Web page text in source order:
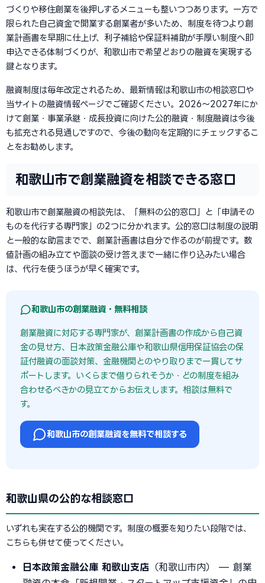
づくりや移住創業を後押しするメニューも整いつつあります。一方で
限られた自己資金で開業する創業者が多いため、制度を待つより創
業計画書を早期に仕上げ、利子補給や保証料補助が手厚い制度へ即
申込できる体制づくりが、和歌山市で希望どおりの融資を実現する
鍵となります。
融資制度は毎年改定されるため、最新情報は和歌山市の相談窓口や
当サイトの融資情報ページでご確認ください。2026〜2027年にか
けて創業・事業承継・成長投資に向けた公的融資・制度融資は今後
も拡充される見通しですので、今後の動向を定期的にチェックするこ
とをお勧めします。
和歌山市で創業融資を相談できる窓口
和歌山市で創業融資の相談先は、「無料の公的窓口」と「申請その
ものを代行する専門家」の2つに分かれます。公的窓口は制度の説明
と一般的な助言までで、創業計画書は自分で作るのが前提です。数
値計画の組み立てや面談の受け答えまで一緒に作り込みたい場合
は、代行を使うほうが早く確実です。
和歌山市の創業融資・無料相談
創業融資に対応する専門家が、創業計画書の作成から自己資
金の見せ方、日本政策金融公庫や和歌山県信用保証協会の保
証付融資の面談対策、金融機関とのやり取りまで一貫してサ
ポートします。いくらまで借りられそうか・どの制度を組み
合わせるべきかの見立てからお伝えします。相談は無料で
す。
和歌山市の創業融資を無料で相談する
和歌山県の公的な相談窓口
いずれも実在する公的機関です。制度の概要を知りたい段階では、
こちらも併せて使ってください。
日本政策金融公庫 和歌山支店 （和歌山市内） — 創業